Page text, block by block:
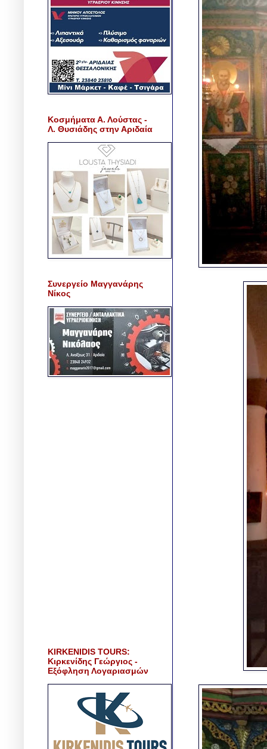
Κοσμήματα Α. Λούστας -
Λ. Θυσιάδης στην Αριδαία
Συνεργείο Μαγγανάρης
Νίκος
KIRKENIDIS TOURS:
Κιρκενίδης Γεώργιος -
Εξόφληση Λογαριασμών